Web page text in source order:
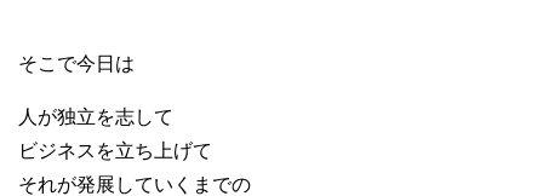
そこで今日は
人が独立を志して
ビジネスを立ち上げて
それが発展していくまでの